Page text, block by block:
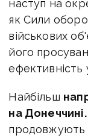
наступ на
як Сили
військових
його
ефективність
Найбільш
на Донеччині.